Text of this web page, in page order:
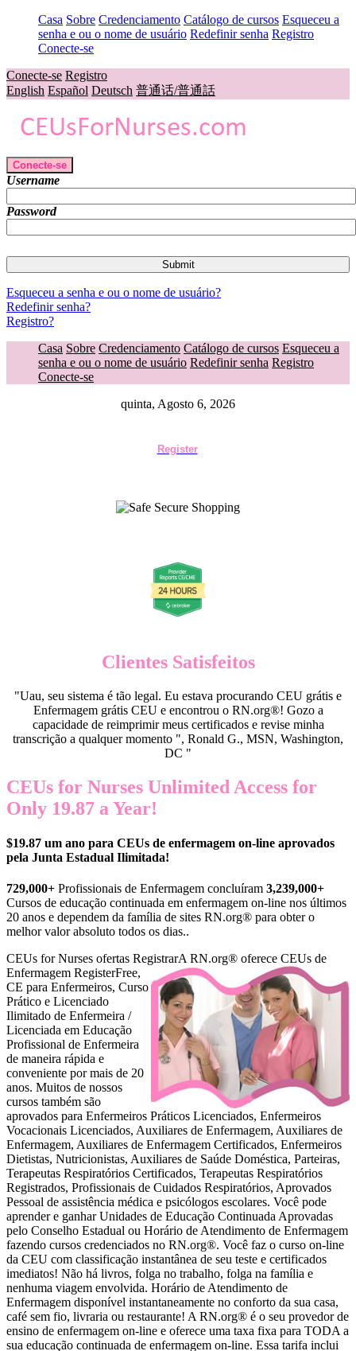
Casa Sobre Credenciamento Catálogo de cursos Esqueceu a
senha e ou o nome de usuário Redefinir senha Registro
Conecte-se
Conecte-se Registro
English Español Deutsch 普通话/普通話
Conecte-se
Username
Password
Esqueceu a senha e ou o nome de usuário?
Redefinir senha?
Registro?
Casa Sobre Credenciamento Catálogo de cursos Esqueceu a
senha e ou o nome de usuário Redefinir senha Registro
Conecte-se
quinta, Agosto 6, 2026
Register
Clientes Satisfeitos
"Uau, seu sistema é tão legal. Eu estava procurando CEU grátis e
Enfermagem grátis CEU e encontrou o RN.org®! Gozo a
capacidade de reimprimir meus certificados e revise minha
transcrição a qualquer momento ", Ronald G., MSN, Washington,
DC "
CEUs for Nurses Unlimited Access for
Only 19.87 a Year!
$19.87 um ano para CEUs de enfermagem on-line aprovados
pela Junta Estadual Ilimitada!
729,000+ Profissionais de Enfermagem concluíram 3,239,000+
Cursos de educação continuada em enfermagem on-line nos últimos
20 anos e dependem da família de sites RN.org® para obter o
melhor valor absoluto todos os dias..
CEUs for Nurses ofertas RegistrarA RN.org® oferece CEUs de
Enfermagem RegisterFree,
CE para Enfermeiros, Curso
Prático e Licenciado
Ilimitado de Enfermeira /
Licenciada em Educação
Profissional de Enfermeira
de maneira rápida e
conveniente por mais de 20
anos. Muitos de nossos
cursos também são
aprovados para Enfermeiros Práticos Licenciados, Enfermeiros
Vocacionais Licenciados, Auxiliares de Enfermagem, Auxiliares de
Enfermagem, Auxiliares de Enfermagem Certificados, Enfermeiros
Dietistas, Nutricionistas, Auxiliares de Saúde Doméstica, Parteiras,
Terapeutas Respiratórios Certificados, Terapeutas Respiratórios
Registrados, Profissionais de Cuidados Respiratórios, Aprovados
Pessoal de assistência médica e psicólogos escolares. Você pode
aprender e ganhar Unidades de Educação Continuada Aprovadas
pelo Conselho Estadual ou Horário de Atendimento de Enfermagem
fazendo cursos credenciados no RN.org®. Você faz o curso on-line
da CEU com classificação instantânea de seu teste e certificados
imediatos! Não há livros, folga no trabalho, folga na família e
nenhuma viagem envolvida. Horário de Atendimento de
Enfermagem disponível instantaneamente no conforto da sua casa,
café sem fio, livraria ou restaurante! A RN.org® é o seu provedor de
ensino de enfermagem on-line e oferece uma taxa fixa para TODA a
sua educação continuada de enfermagem on-line. Essa tarifa inclui